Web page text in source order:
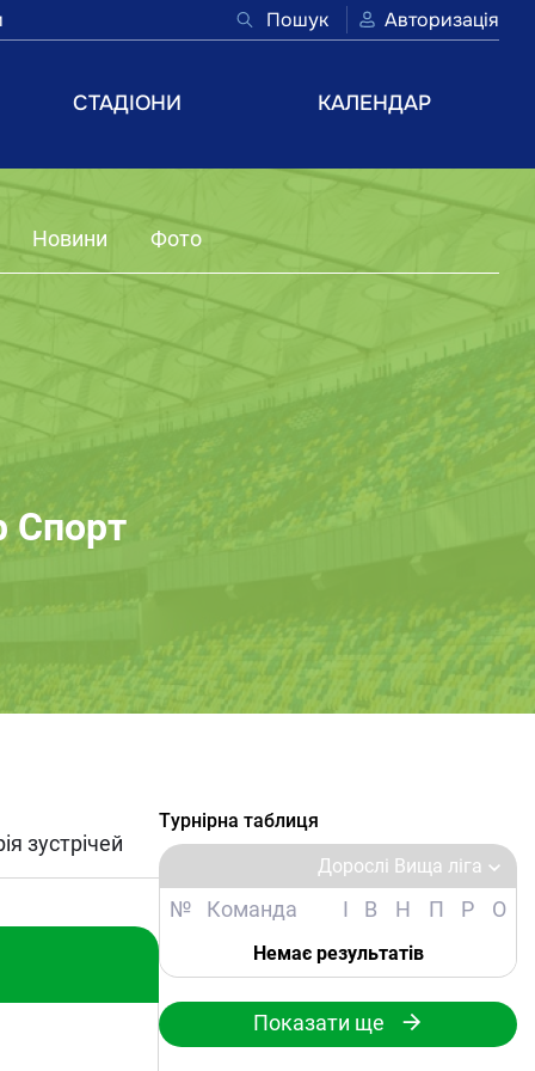
Пошук Авторизація
СТАДІОНИ КАЛЕНДАР
Новини Фото
Спорт
зустрічей
Турнірна таблиця
Дорослі Вища ліга
№ Команда І В Н П Р О
Немає результатів
Показати ще